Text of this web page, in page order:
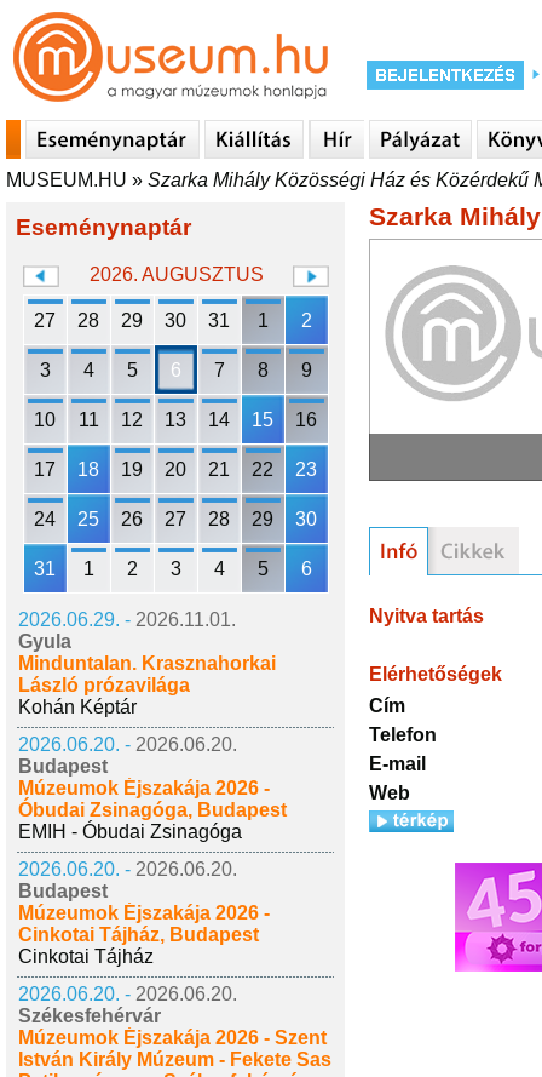
MUSEUM.HU » Szarka Mihály Közösségi Ház és Közérdekű
Eseménynaptár
2026. AUGUSZTUS
27 28 29 30 31 1 2
3 4 5 6 7 8 9
10 11 12 13 14 15 16
17 18 19 20 21 22 23
24 25 26 27 28 29 30
31 1 2 3 4 5 6
2026.06.29. - 2026.11.01.
Gyula
Minduntalan. Krasznahorkai
László prózavilága
Kohán Képtár
2026.06.20. - 2026.06.20.
Budapest
Múzeumok Éjszakája 2026 -
Óbudai Zsinagóga, Budapest
EMIH - Óbudai Zsinagóga
2026.06.20. - 2026.06.20.
Budapest
Múzeumok Éjszakája 2026 -
Cinkotai Tájház, Budapest
Cinkotai Tájház
2026.06.20. - 2026.06.20.
Székesfehérvár
Múzeumok Éjszakája 2026 - Szent
István Király Múzeum - Fekete Sas
Szarka
Nyitva tartás
Elérhetőségek
Cím
Telefon
E-mail
Web